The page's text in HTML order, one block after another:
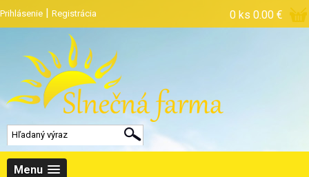
Prihlásenie | Registrácia 0 ks 0.00 €
Menu